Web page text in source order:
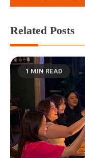
Related Posts
1 MIN READ